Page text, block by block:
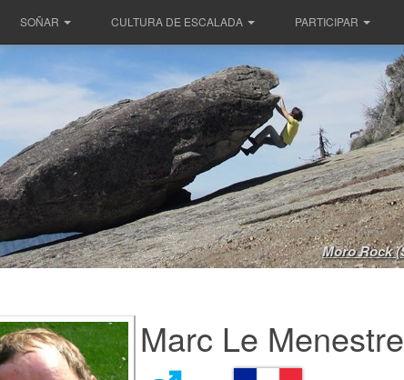
SOÑAR CULTURA DE ESCALADA PARTICIPAR
Moro Rock
Marc Le